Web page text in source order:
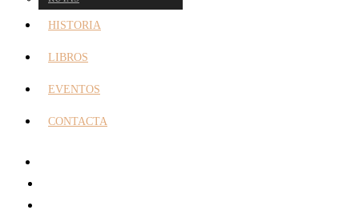
HISTORIA
LIBROS
EVENTOS
CONTACTA